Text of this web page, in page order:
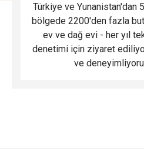
Türkiye ve Yunanistan'dan
bölgede 2200'den fazla
ev ve dağ evi - her yıl
denetimi için ziyaret
ve